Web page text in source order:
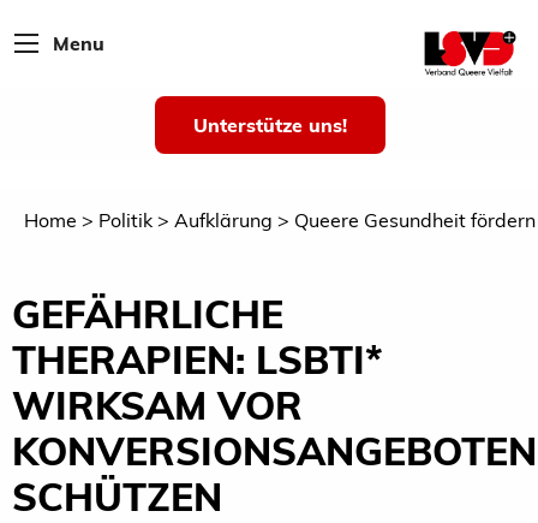
Menu
Unterstütze uns!
Home Politik Aufklärung Queere Gesundheit fördern
GEFÄHRLICHE
THERAPIEN: LSBTI*
WIRKSAM VOR
KONVERSIONSANGEBOTEN
SCHÜTZEN